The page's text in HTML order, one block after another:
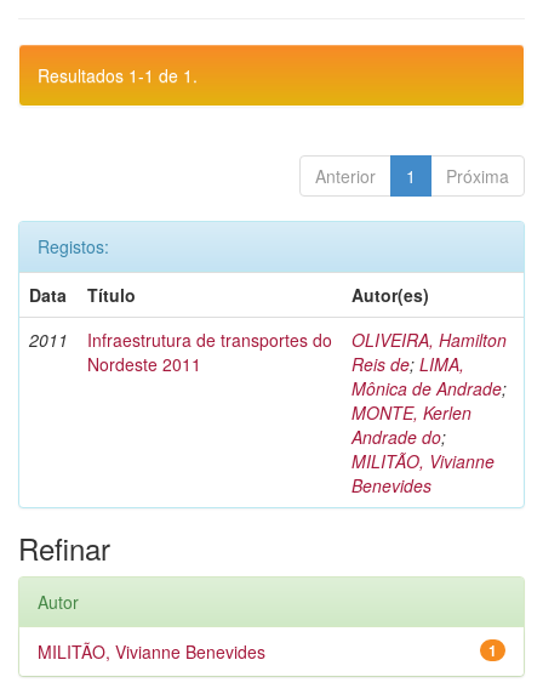
Resultados 1-1 de 1.
Anterior 1 Próxima
Registos:
Data
Título
Autor(es)
2011
Infraestrutura de transportes do
Nordeste 2011
OLIVEIRA, Hamilton
Reis de; LIMA,
Mônica de Andrade;
MONTE, Kerlen
Andrade do;
MILITÃO, Vivianne
Benevides
Refinar
Autor
1
MILITÃO, Vivianne Benevides